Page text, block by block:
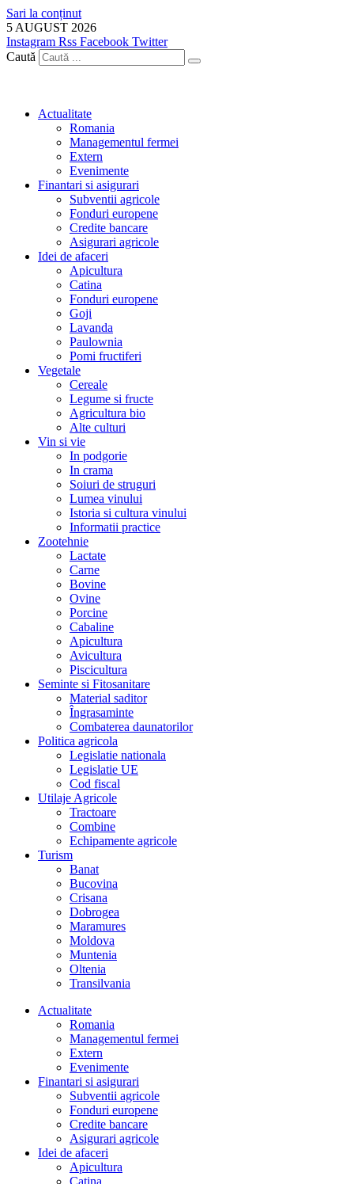
Sari la conținut
5 AUGUST 2026
Instagram Rss Facebook Twitter
Caută
Actualitate
Romania
Managementul fermei
Extern
Evenimente
Finantari si asigurari
Subventii agricole
Fonduri europene
Credite bancare
Asigurari agricole
Idei de afaceri
Apicultura
Catina
Fonduri europene
Goji
Lavanda
Paulownia
Pomi fructiferi
Vegetale
Cereale
Legume si fructe
Agricultura bio
Alte culturi
Vin si vie
In podgorie
In crama
Soiuri de struguri
Lumea vinului
Istoria si cultura vinului
Informatii practice
Zootehnie
Lactate
Carne
Bovine
Ovine
Porcine
Cabaline
Apicultura
Avicultura
Piscicultura
Seminte si Fitosanitare
Material saditor
Îngrasaminte
Combaterea daunatorilor
Politica agricola
Legislatie nationala
Legislatie UE
Cod fiscal
Utilaje Agricole
Tractoare
Combine
Echipamente agricole
Turism
Banat
Bucovina
Crisana
Dobrogea
Maramures
Moldova
Muntenia
Oltenia
Transilvania
Actualitate
Romania
Managementul fermei
Extern
Evenimente
Finantari si asigurari
Subventii agricole
Fonduri europene
Credite bancare
Asigurari agricole
Idei de afaceri
Apicultura
Catina